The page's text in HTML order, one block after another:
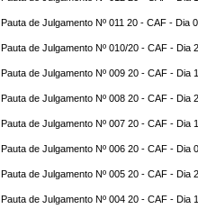
Pauta de Julgamento Nº 011 20 - CAF - Dia
Pauta de Julgamento Nº 010/20 - CAF - Dia
Pauta de Julgamento Nº 009 20 - CAF - Dia
Pauta de Julgamento Nº 008 20 - CAF - Dia
Pauta de Julgamento Nº 007 20 - CAF - Dia
Pauta de Julgamento Nº 006 20 - CAF - Dia
Pauta de Julgamento Nº 005 20 - CAF - Dia
Pauta de Julgamento Nº 004 20 - CAF - Dia